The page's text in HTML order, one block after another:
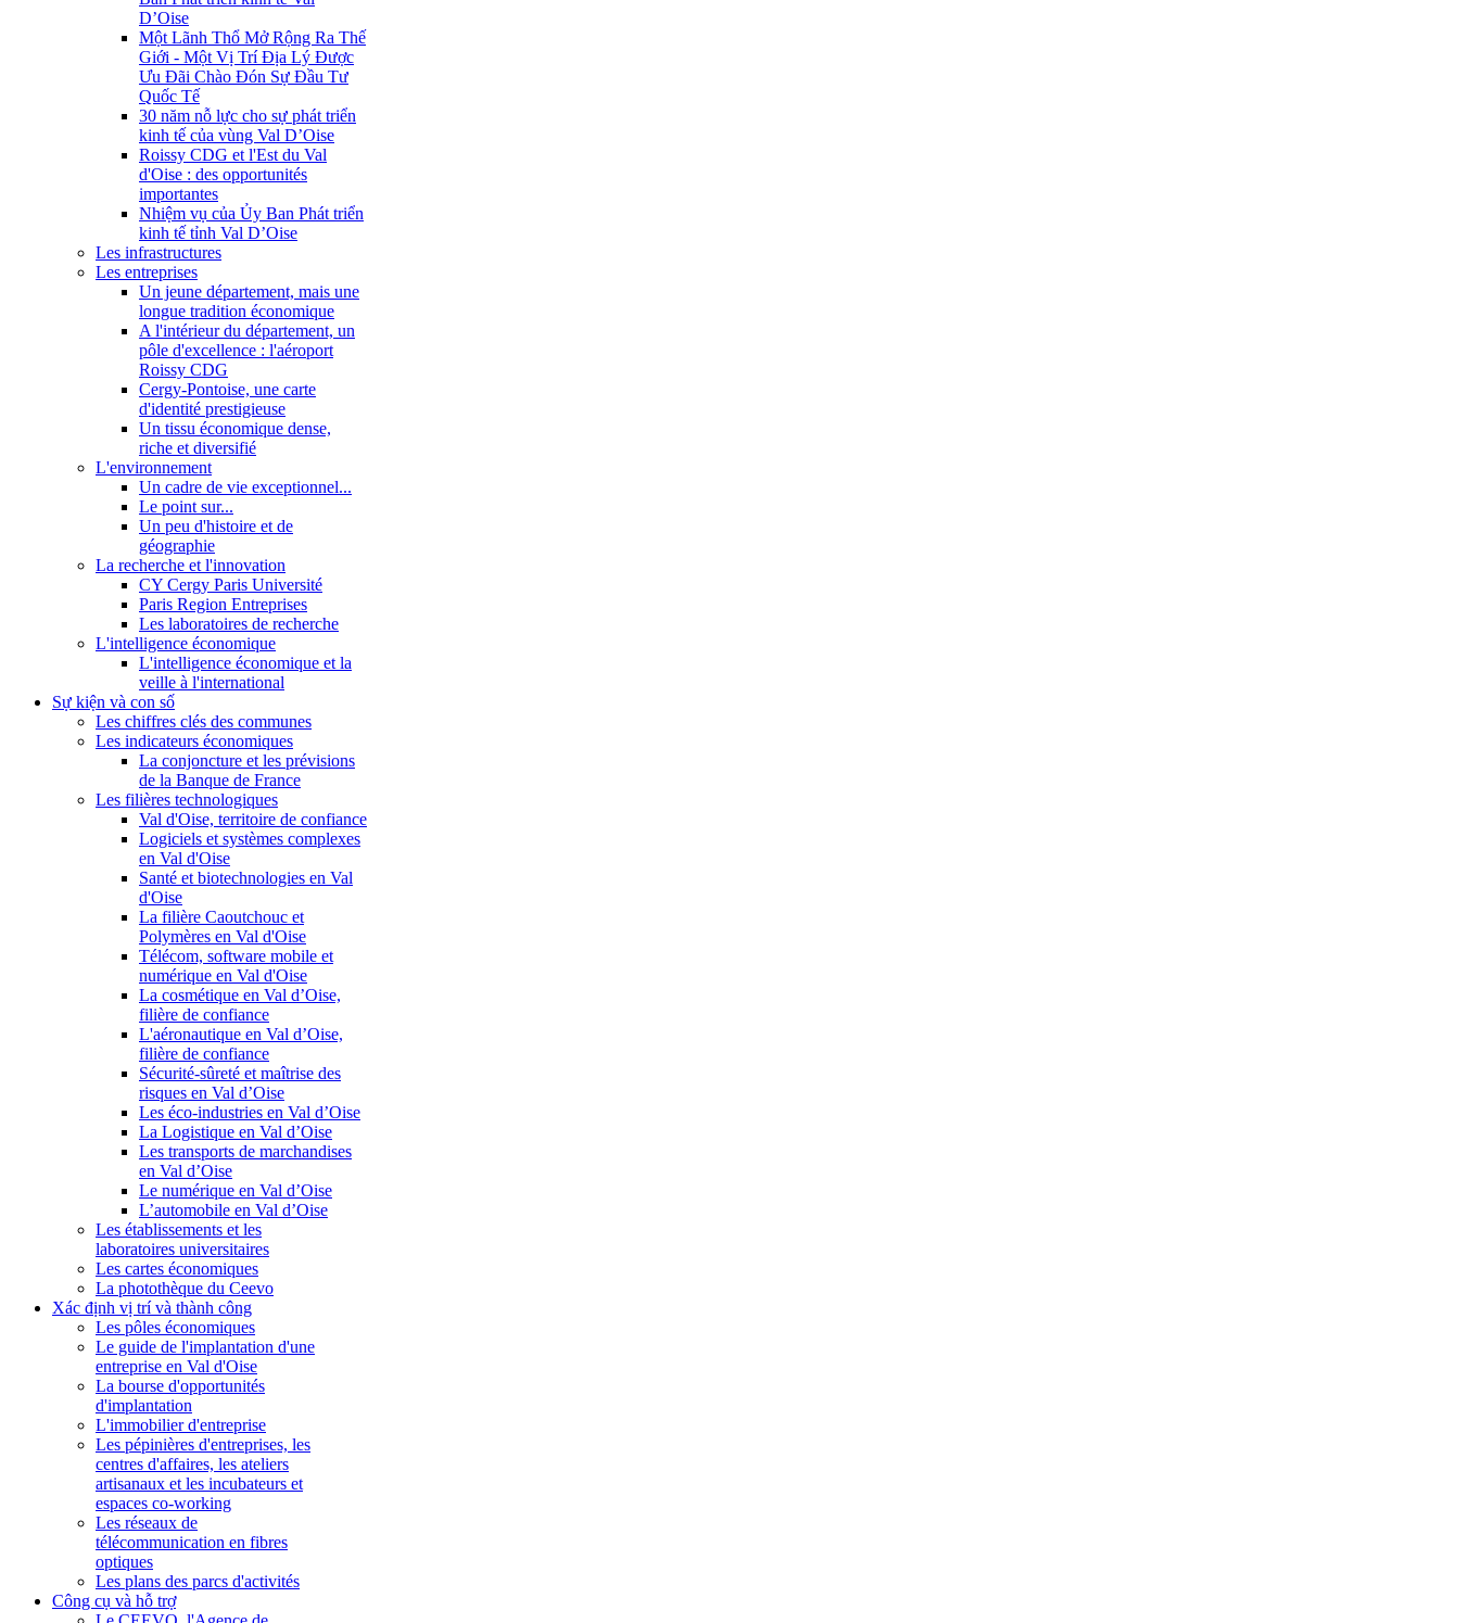
D’Oise
Một Lãnh Thổ Mở Rộng Ra Thế
Giới - Một Vị Trí Địa Lý Được
Ưu Đãi Chào Đón Sự Đầu Tư
Quốc Tế
30 năm nỗ lực cho sự phát triển
kinh tế của vùng Val D’Oise
Roissy CDG et l'Est du Val
d'Oise : des opportunités
importantes
Nhiệm vụ của Ủy Ban Phát triển
kinh tế tỉnh Val D’Oise
Les infrastructures
Les entreprises
Un jeune département, mais une
longue tradition économique
A l'intérieur du département, un
pôle d'excellence : l'aéroport
Roissy CDG
Cergy-Pontoise, une carte
d'identité prestigieuse
Un tissu économique dense,
riche et diversifié
L'environnement
Un cadre de vie exceptionnel...
Le point sur...
Un peu d'histoire et de
géographie
La recherche et l'innovation
CY Cergy Paris Université
Paris Region Entreprises
Les laboratoires de recherche
L'intelligence économique
L'intelligence économique et la
veille à l'international
Sự kiện và con số
Les chiffres clés des communes
Les indicateurs économiques
La conjoncture et les prévisions
de la Banque de France
Les filières technologiques
Val d'Oise, territoire de confiance
Logiciels et systèmes complexes
en Val d'Oise
Santé et biotechnologies en Val
d'Oise
La filière Caoutchouc et
Polymères en Val d'Oise
Télécom, software mobile et
numérique en Val d'Oise
La cosmétique en Val d’Oise,
filière de confiance
L'aéronautique en Val d’Oise,
filière de confiance
Sécurité-sûreté et maîtrise des
risques en Val d’Oise
Les éco-industries en Val d’Oise
La Logistique en Val d’Oise
Les transports de marchandises
en Val d’Oise
Le numérique en Val d’Oise
L’automobile en Val d’Oise
Les établissements et les
laboratoires universitaires
Les cartes économiques
La photothèque du Ceevo
Xác định vị trí và thành công
Les pôles économiques
Le guide de l'implantation d'une
entreprise en Val d'Oise
La bourse d'opportunités
d'implantation
L'immobilier d'entreprise
Les pépinières d'entreprises, les
centres d'affaires, les ateliers
artisanaux et les incubateurs et
espaces co-working
Les réseaux de
télécommunication en fibres
optiques
Les plans des parcs d'activités
Công cụ và hỗ trợ